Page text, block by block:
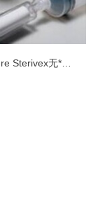
美国Millipore Sterivex无*过滤器